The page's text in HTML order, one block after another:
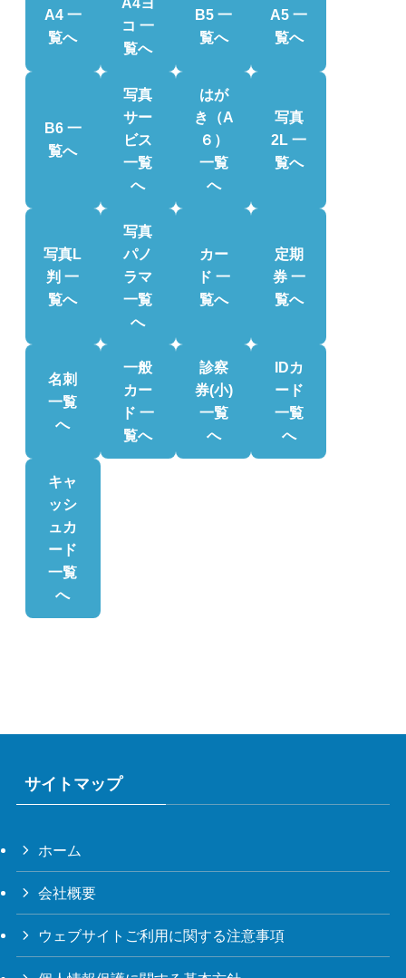
A4 一
覧へ
コ 一
覧へ
B5 一
覧へ
A5 一
覧へ
B6 一
覧へ
写真
サー
ビス
一覧
へ
はが
き（A
６）
一覧
へ
写真
2L 一
覧へ
写真L
判 一
覧へ
写真
パノ
ラマ
一覧
へ
カー
ド 一
覧へ
定期
券 一
覧へ
名刺
一覧
へ
一般
カー
ド 一
覧へ
診察
券(小)
一覧
へ
IDカ
ード
一覧
へ
キャ
ッシ
ュカ
ード
一覧
へ
サイトマップ
ホーム
会社概要
ウェブサイトご利用に関する注意事項